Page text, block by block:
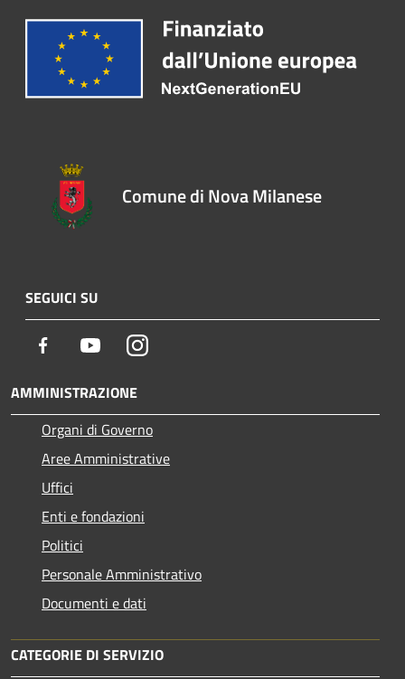
Comune di Nova Milanese
SEGUICI SU
Facebook YoutubeInstagram
AMMINISTRAZIONE
Organi di Governo
Aree Amministrative
Uffici
Enti e fondazioni
Politici
Personale Amministrativo
Documenti e dati
CATEGORIE DI SERVIZIO